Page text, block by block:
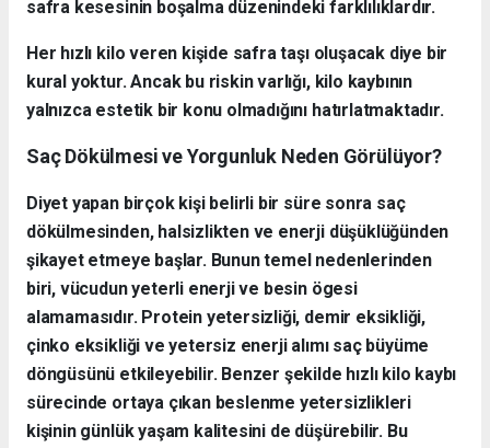
safra kesesinin boşalma düzenindeki farklılıklardır.
Her hızlı kilo veren kişide safra taşı oluşacak diye bir
kural yoktur. Ancak bu riskin varlığı, kilo kaybının
yalnızca estetik bir konu olmadığını hatırlatmaktadır.
Saç Dökülmesi ve Yorgunluk Neden Görülüyor?
Diyet yapan birçok kişi belirli bir süre sonra saç
dökülmesinden, halsizlikten ve enerji düşüklüğünden
şikayet etmeye başlar. Bunun temel nedenlerinden
biri, vücudun yeterli enerji ve besin ögesi
alamamasıdır. Protein yetersizliği, demir eksikliği,
çinko eksikliği ve yetersiz enerji alımı saç büyüme
döngüsünü etkileyebilir. Benzer şekilde hızlı kilo kaybı
sürecinde ortaya çıkan beslenme yetersizlikleri
kişinin günlük yaşam kalitesini de düşürebilir. Bu